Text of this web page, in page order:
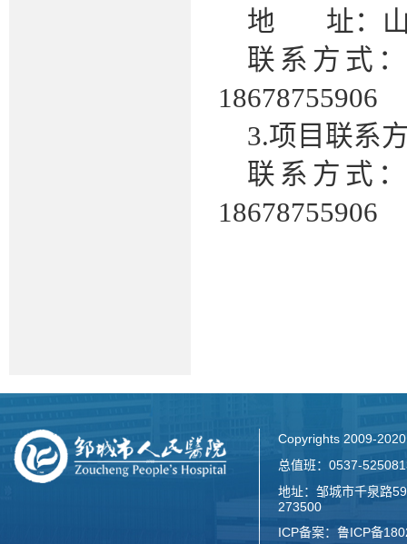
地
址：
联系方式
18678755906
3.项目联系
联系方式
18678755906
Copyrights 2009-
总值班：0537-
地址：邹城市千泉路
273500
ICP备案： 鲁ICP备